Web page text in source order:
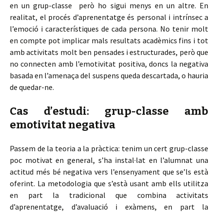
en un grup-classe però ho sigui menys en un altre. En
realitat, el procés d’aprenentatge és personal i intrínsec a
l’emoció i característiques de cada persona. No tenir molt
en compte pot implicar mals resultats acadèmics fins i tot
amb activitats molt ben pensades i estructurades, però que
no connecten amb l’emotivitat positiva, doncs la negativa
basada en l’amenaça del suspens queda descartada, o hauria
de quedar-ne.
Cas d’estudi: grup-classe amb
emotivitat negativa
Passem de la teoria a la pràctica: tenim un cert grup-classe
poc motivat en general, s’ha instal·lat en l’alumnat una
actitud més bé negativa vers l’ensenyament que se’ls està
oferint. La metodologia que s’està usant amb ells utilitza
en part la tradicional que combina activitats
d’aprenentatge, d’avaluació i exàmens, en part la